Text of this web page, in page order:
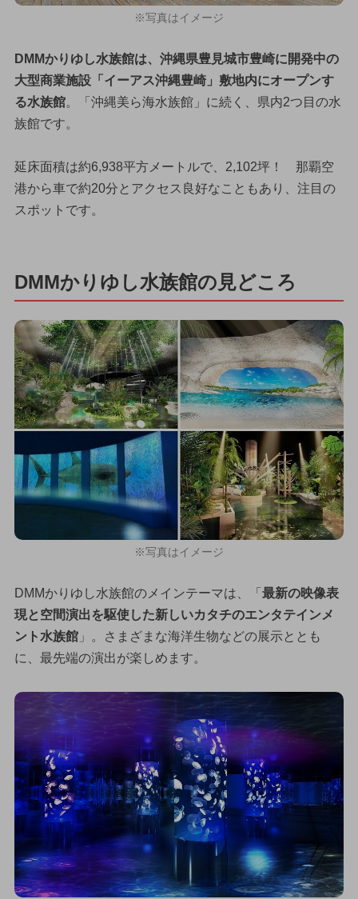
※写真はイメージ
DMMかりゆし水族館は、沖縄県豊見城市豊崎に開発中の
大型商業施設「イーアス沖縄豊崎」敷地内にオープンす
る水族館。「沖縄美ら海水族館」に続く、県内2つ目の水
族館です。
延床面積は約6,938平方メートルで、2,102坪！ 那覇空
港から車で約20分とアクセス良好なこともあり、注目の
スポットです。
DMMかりゆし水族館の見どころ
※写真はイメージ
DMMかりゆし水族館のメインテーマは、「 最新の映像表
現と空間演出を駆使した新しいカタチのエンタテインメ
ント水族館」。さまざまな海洋生物などの展示ととも
に、最先端の演出が楽しめます。